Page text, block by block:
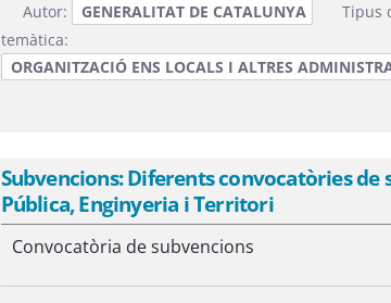
Autor:
GENERALITAT DE CATALUNYA Tipus
temàtica:
ORGANITZACIÓ ENS LOCALS I ALTRES
Subvencions: Diferents convocatòries
Pública, Enginyeria i Territori
Convocatòria de subvencions